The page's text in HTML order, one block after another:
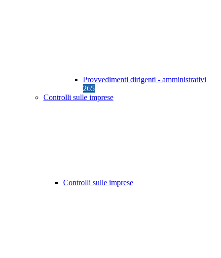
Provvedimenti dirigenti - amministrativi
265
Controlli sulle imprese
Controlli sulle imprese